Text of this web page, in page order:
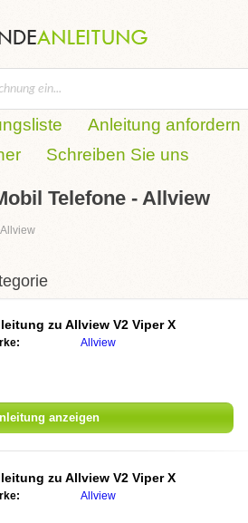
Anleitung anfordern
Schreiben Sie uns
Telefone - Allview
Allview
zu Allview V2 Viper X
Allview
anzeigen
zu Allview V2 Viper X
Allview